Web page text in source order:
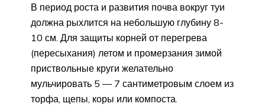
В период роста и развития почва вокруг туи
должна рыхлится на небольшую глубину 8-
10 см. Для защиты корней от перегрева
(пересыхания) летом и промерзания зимой
приствольные круги желательно
мульчировать 5 — 7 сантиметровым слоем из
торфа, щепы, коры или компоста.